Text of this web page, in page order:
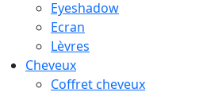
Eyeshadow
Ecran
Lèvres
Cheveux
Coffret cheveux